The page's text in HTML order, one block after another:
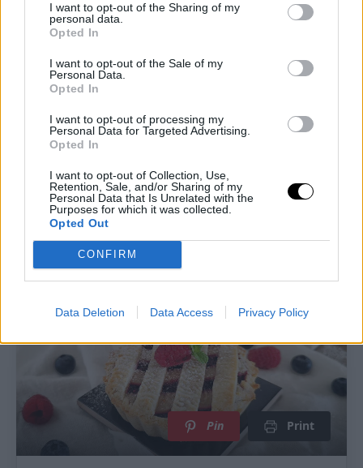
I want to opt-out of the Sharing of my
personal data.
Opted In
I want to opt-out of the Sale of my
Personal Data.
Opted In
I want to opt-out of processing my
Personal Data for Targeted Advertising.
Opted In
I want to opt-out of Collection, Use,
Retention, Sale, and/or Sharing of my
Personal Data that Is Unrelated with the
Purposes for which it was collected.
Opted Out
CONFIRM
Data Deletion Data Access Privacy Policy
L’affiliazione mi aiuta a coprire le spese
associate alla gestione di questo sito. Per
te non ci sono costi aggiuntivi.
Ti lascio alla ricetta completa!
Pin Print